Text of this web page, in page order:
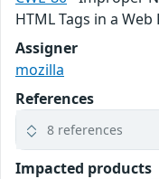
HTML Tags in a Web
Assigner
mozilla
References
8 references
Impacted products